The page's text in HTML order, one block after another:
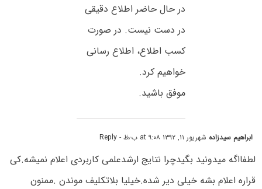
در حال حاضر اطلاع دقیقی
در دست نیست. در صورت
کسب اطلاع، اطلاع رسانی
خواهیم کرد.
موفق باشید.
ابراهیم سیدزاده شهریور ۱۱, ۱۳۹۲ at ۹:۰۸ ب٫ظ - Reply
لطفااگه میدونید بگیدچرا نتایج ارشدعلمی کاربردی اعلام نمیشه.کی
قراره اعلام بشه خیلی دیر شده.خیلیا بلاتکلیف موندن .ممنون